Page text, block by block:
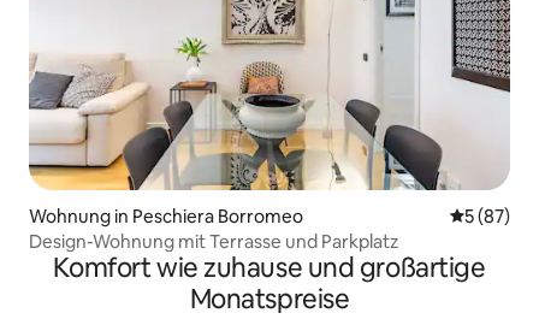
Wohnung in Peschiera Borromeo
5 (87)
Design-Wohnung mit Terrasse und Parkplatz
Komfort wie zuhause und großartige
Monatspreise